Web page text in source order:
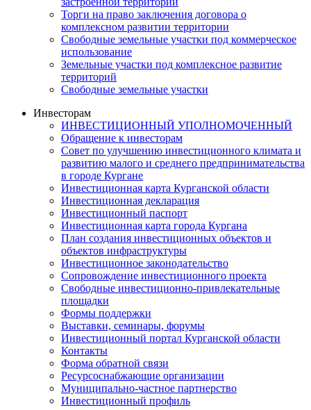
Торги на право заключения договора о
комплексном развитии территории
Свободные земельные участки под коммерческое
использование
Земельные участки под комплексное развитие
территорий
Свободные земельные участки
Инвесторам
ИНВЕСТИЦИОННЫЙ УПОЛНОМОЧЕННЫЙ
Обращение к инвесторам
Совет по улучшению инвестиционного климата и
развитию малого и среднего предпринимательства
в городе Кургане
Инвестиционная карта Курганской области
Инвестиционная декларация
Инвестиционный паспорт
Инвестиционная карта города Кургана
План создания инвестиционных объектов и
объектов инфраструктуры
Инвестиционное законодательство
Сопровождение инвестиционного проекта
Свободные инвестиционно-привлекательные
площадки
Формы поддержки
Выставки, семинары, форумы
Инвестиционный портал Курганской области
Контакты
Форма обратной связи
Ресурсоснабжающие организации
Муниципально-частное партнерство
Инвестиционный профиль